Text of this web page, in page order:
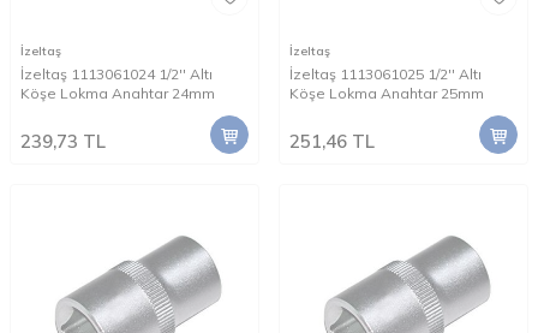
İzeltaş
İzeltaş 1113061024 1/2'' Altı
Köşe Lokma Anahtar 24mm
239,73 TL
İzeltaş
İzeltaş 1113061025 1/2'' Altı
Köşe Lokma Anahtar 25mm
251,46 TL